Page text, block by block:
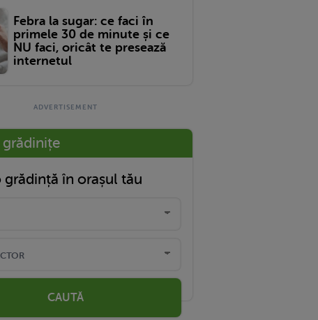
Febra la sugar: ce faci în
primele 30 de minute și ce
NU faci, oricât te presează
internetul
grădinițe
grădință în orașul tău
CAUTĂ